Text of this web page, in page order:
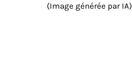
(Image générée par IA)